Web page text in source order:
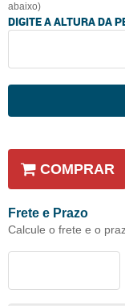
abaixo)
DIGITE A ALTURA DA
COMPRAR
Frete e Prazo
Calcule o frete e o